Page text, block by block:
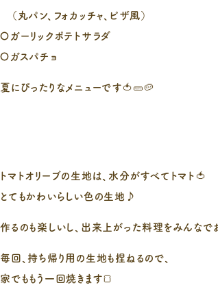
（丸パン、フォカッチャ、ピザ風）
〇ガーリックポテトサラダ
〇ガスパチョ
夏にぴったりなメニューです🍅🥒🥔
トマトオリーブの生地は、水分がすべてトマト🍅
とてもかわいらしい色の生地♪
作るのも楽しいし、出来上がった料理をみんなで
毎回、持ち帰り用の生地も捏ねるので、
家でももう一回焼きます🍞